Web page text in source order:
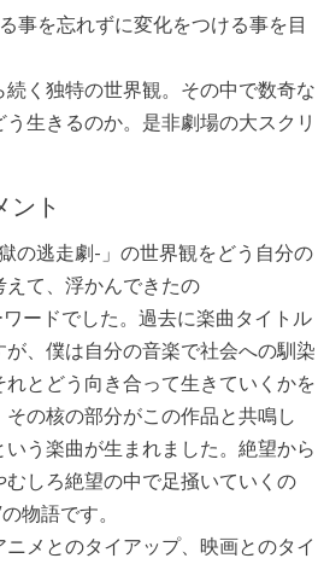
事を忘れずに変化をつける事を目
続く独特の世界観。その中で数奇な
生きるのか。是非劇場の大スクリ
ント
獄の逃走劇-」の世界観をどう自分の
て、浮かんできたの
ードでした。過去に楽曲タイトル
、僕は自分の音楽で社会への馴染
とどう向き合って生きていくかを
の核の部分がこの作品と共鳴し
う楽曲が生まれました。絶望から
しろ絶望の中で足掻いていくの
物語です。
メとのタイアップ、映画とのタイ